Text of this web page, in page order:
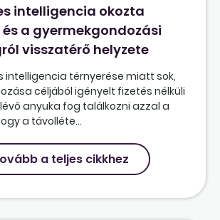
intelligencia okozta
a gyermekgondozási
visszatérő helyzete
intelligencia térnyerése miatt sok,
céljából igényelt fizetés nélküli
anyuka fog találkozni azzal a
a távolléte...
a teljes cikkhez